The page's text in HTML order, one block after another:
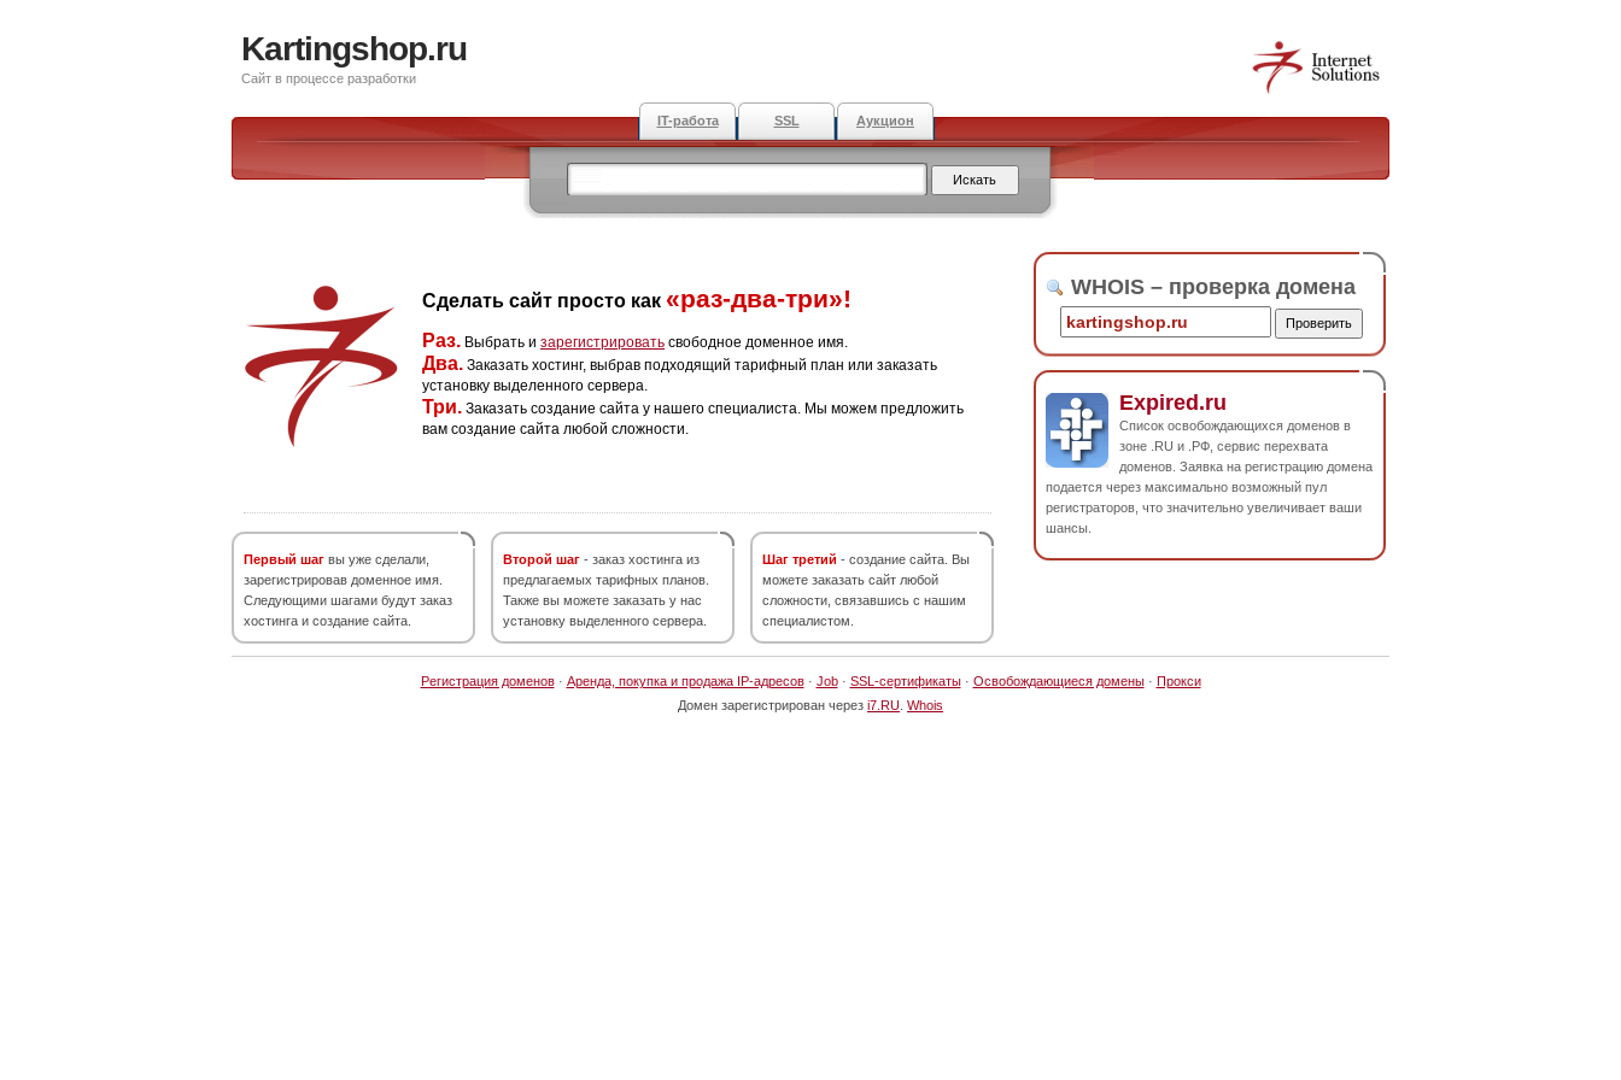
Kartingshop.ru
Сайт в процессе разработки
IT-работа SSL Аукцион
Сделать сайт просто как «раз-два-три»!
Раз. Выбрать и зарегистрировать свободное доменное имя.
Два. Заказать хостинг, выбрав подходящий тарифный план или заказать
установку выделенного сервера.
Три. Заказать создание сайта у нашего специалиста. Мы можем предложить
вам создание сайта любой сложности.
Первый шаг вы уже сделали,
зарегистрировав доменное имя.
Следующими шагами будут заказ
хостинга и создание сайта.
Второй шаг - заказ хостинга из
предлагаемых тарифных планов.
Также вы можете заказать у нас
установку выделенного сервера.
Шаг третий - создание сайта. Вы
можете заказать сайт любой
сложности, связавшись с нашим
специалистом.
WHOIS – проверка домена
Expired.ru
Список освобождающихся доменов в
зоне .RU и .РФ, сервис перехвата
доменов. Заявка на регистрацию домена
подается через максимально возможный пул
регистраторов, что значительно увеличивает ваши
шансы.
Регистрация доменов· Аренда, покупка и продажа IP-адресов· Job· SSL-сертификаты· Освобождающиеся домены· Прокси
Домен зарегистрирован через i7.RU Whois